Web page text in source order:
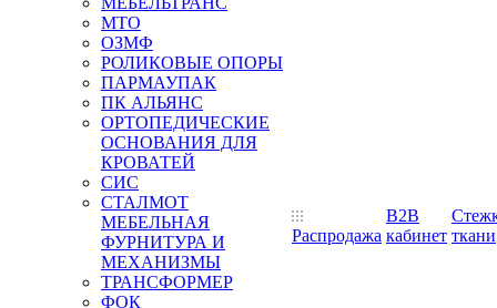
MTO
ОЗМФ
РОЛИКОВЫЕ ОПОРЫ
ПАРМАУПАК
ПК АЛЬЯНС
ОРТОПЕДИЧЕСКИЕ
ОСНОВАНИЯ ДЛЯ
КРОВАТЕЙ
СИС
СТАЛМОТ
МЕБЕЛЬНАЯ
ФУРНИТУРА И
МЕХАНИЗМЫ
ТРАНСФОРМЕР
ФОК
Распродажа
B2B
кабинет ткани